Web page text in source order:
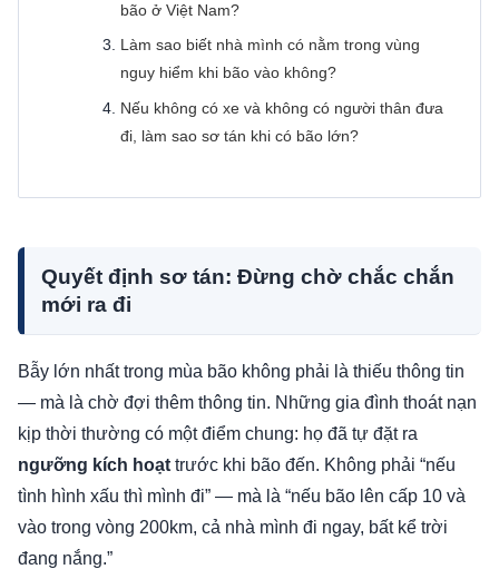
bão ở Việt Nam?
Làm sao biết nhà mình có nằm trong vùng
nguy hiểm khi bão vào không?
Nếu không có xe và không có người thân đưa
đi, làm sao sơ tán khi có bão lớn?
Quyết định sơ tán: Đừng chờ chắc chắn
mới ra đi
Bẫy lớn nhất trong mùa bão không phải là thiếu thông tin
— mà là chờ đợi thêm thông tin. Những gia đình thoát nạn
kịp thời thường có một điểm chung: họ đã tự đặt ra
ngưỡng kích hoạt trước khi bão đến. Không phải “nếu
tình hình xấu thì mình đi” — mà là “nếu bão lên cấp 10 và
vào trong vòng 200km, cả nhà mình đi ngay, bất kể trời
đang nắng.”